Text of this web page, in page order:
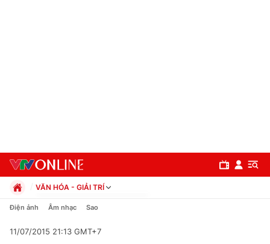
VĂN HÓA - GIẢI TRÍ
Chính trị
Pháp luật
Điện ảnh Âm nhạc Sao
11/07/2015 21:13 GMT+7